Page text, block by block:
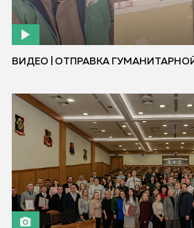
ВИДЕО | ОТПРАВКА